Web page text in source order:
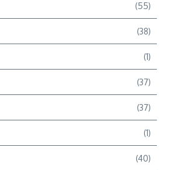
(55)
(38)
(1)
(37)
(37)
(1)
(40)